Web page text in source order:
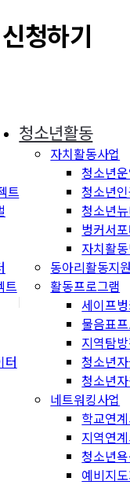
청하기
트
트
터
청소년활동
자치활동사업
청소년
청소년
청소년
벙커서
자치활
동아리활동지원
활동프로그램
세이프
물음표
지역탐
청소년
청소년
네트워킹사업
학교연
지역연
청소년
예비지